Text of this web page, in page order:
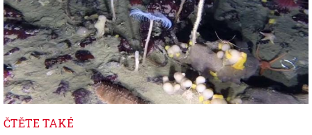
ČTĚTE TAKÉ